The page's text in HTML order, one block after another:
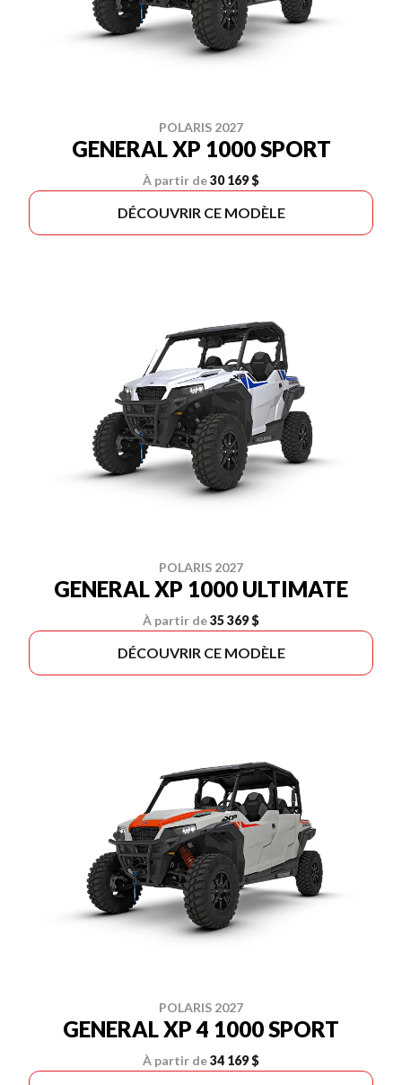
POLARIS 2027
GENERAL XP 1000 SPORT
À partir de30 169 $
DÉCOUVRIR CE MODÈLE
POLARIS 2027
GENERAL XP 1000 ULTIMATE
À partir de35 369 $
DÉCOUVRIR CE MODÈLE
POLARIS 2027
GENERAL XP 4 1000 SPORT
À partir de34 169 $